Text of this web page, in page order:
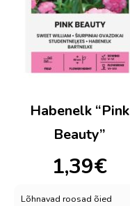
Habenelk “Pink
Beauty”
1,39€
Lõhnavad roosad õied